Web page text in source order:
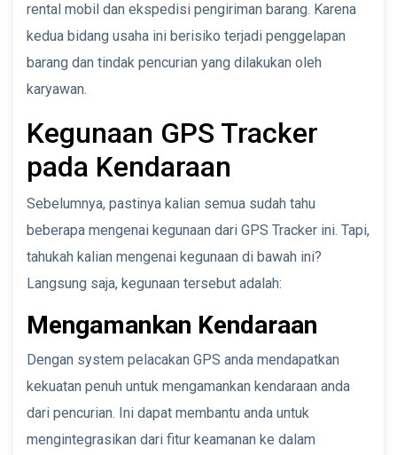
rental mobil dan ekspedisi pengiriman barang. Karena
kedua bidang usaha ini berisiko terjadi penggelapan
barang dan tindak pencurian yang dilakukan oleh
karyawan.
Kegunaan GPS Tracker
pada Kendaraan
Sebelumnya, pastinya kalian semua sudah tahu
beberapa mengenai kegunaan dari GPS Tracker ini. Tapi,
tahukah kalian mengenai kegunaan di bawah ini?
Langsung saja, kegunaan tersebut adalah:
Mengamankan Kendaraan
Dengan system pelacakan GPS anda mendapatkan
kekuatan penuh untuk mengamankan kendaraan anda
dari pencurian. Ini dapat membantu anda untuk
mengintegrasikan dari fitur keamanan ke dalam